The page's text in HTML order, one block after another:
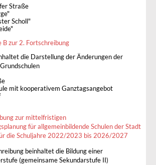
Straße
Scholl"
B zur 2. Fortschreibung
die Darstellung der Änderungen der
mit kooperativem Ganztagsangebot
zur mittelfristigen
für allgemeinbildende Schulen der Stadt
die Schuljahre 2022/2023 bis 2026/2027
beinhaltet die Bildung einer
(gemeinsame Sekundarstufe II)